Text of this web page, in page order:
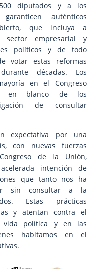
diputados y a los
auténticos
que incluya a
sector empresarial y
políticos y de todo
votar estas reformas
décadas. Los
en el Congreso
en blanco de los
de consultar
expectativa por una
con nuevas fuerzas
de la Unión,
intención de
que tanto nos ha
sin consultar a la
Estas prácticas
y atentan contra el
política y en las
habitamos en el